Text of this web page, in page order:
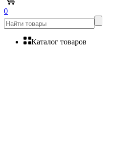
0
Каталог товаров